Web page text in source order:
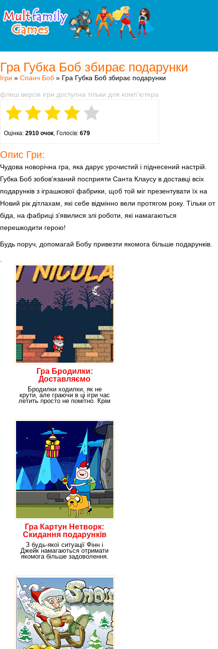
Гра Губка Боб збирає подарунки
Ігри » Спанч Боб » Гра Губка Боб збирає подарунки
флеш версія ігри доступна тільки для комп'ютера
Оцінка: 2910 очок, Голосів: 679
Опис Гри:
Чудова новорічна гра, яка дарує урочистий і піднесений настрій.
Губка Боб зобов'язаний посприяти Санта Клаусу в доставці всіх
подарунків з іграшкової фабрики, щоб той міг презентувати їх на
Новий рік дітлахам, які себе відмінно вели протягом року. Тільки от
біда, на фабриці з'явилися злі роботи, які намагаються
перешкодити герою!
Будь поруч, допомагай Бобу привезти якомога більше подарунків.
Гра Бродилки:
Доставляємо
подарунки
Бродилки ходилки, як не
крути, але граючи в ці ігри час
летить просто не помітно. Крім
Гра Картун Нетворк:
Скидання подарунків
З будь-якої ситуації Фінн і
Джейк намагаються отримати
якомога більше задоволення.